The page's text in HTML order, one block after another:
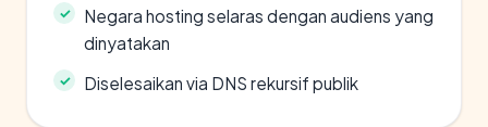
Negara hosting selaras dengan audiens yang
dinyatakan
Diselesaikan via DNS rekursif publik